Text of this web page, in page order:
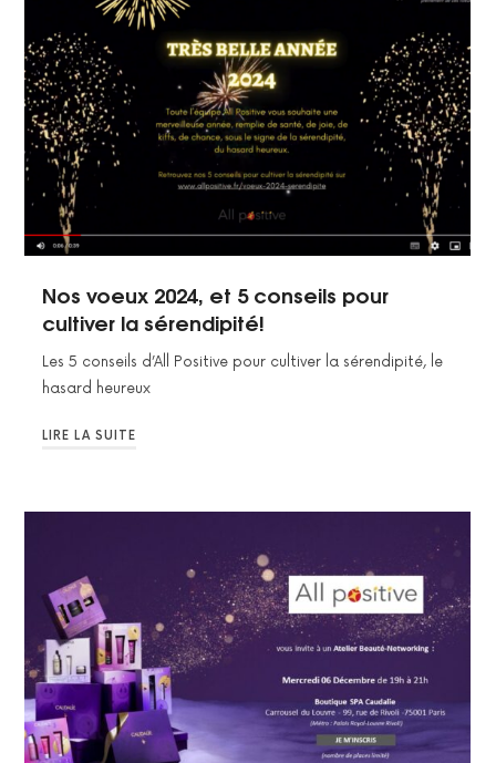
Nos voeux 2024, et 5 conseils pour
cultiver la sérendipité!
Les 5 conseils d’All Positive pour cultiver la sérendipité, le
hasard heureux
LIRE LA SUITE